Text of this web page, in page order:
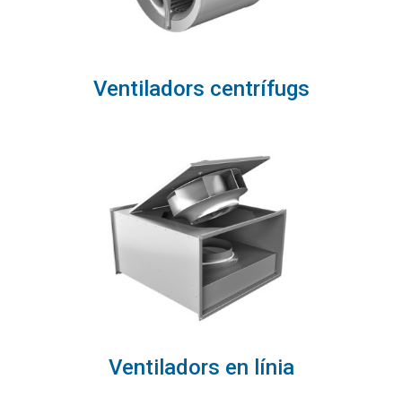
Ventiladors centrífugs
Ventiladors en línia